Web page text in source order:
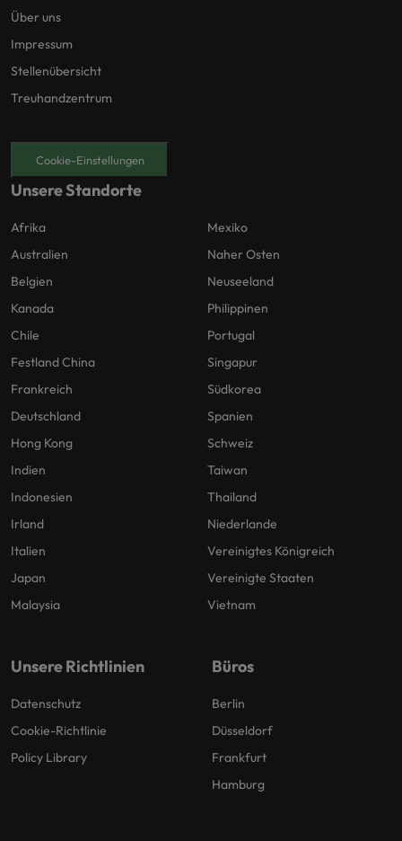
Über uns
Impressum
Stellenübersicht
Treuhandzentrum
Cookie-Einstellungen
Unsere Standorte
Afrika
Australien
Belgien
Kanada
Chile
Festland China
Frankreich
Deutschland
Hong Kong
Indien
Indonesien
Irland
Italien
Japan
Malaysia
Mexiko
Naher Osten
Neuseeland
Philippinen
Portugal
Singapur
Südkorea
Spanien
Schweiz
Taiwan
Thailand
Niederlande
Vereinigtes Königreich
Vereinigte Staaten
Vietnam
Unsere Richtlinien
Datenschutz
Cookie-Richtlinie
Policy Library
Büros
Berlin
Düsseldorf
Frankfurt
Hamburg